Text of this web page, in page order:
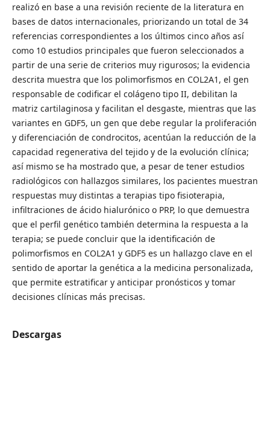
realizó en base a una revisión reciente de la literatura en
bases de datos internacionales, priorizando un total de 34
referencias correspondientes a los últimos cinco años así
como 10 estudios principales que fueron seleccionados a
partir de una serie de criterios muy rigurosos; la evidencia
descrita muestra que los polimorfismos en COL2A1, el gen
responsable de codificar el colágeno tipo II, debilitan la
matriz cartilaginosa y facilitan el desgaste, mientras que las
variantes en GDF5, un gen que debe regular la proliferación
y diferenciación de condrocitos, acentúan la reducción de la
capacidad regenerativa del tejido y de la evolución clínica;
así mismo se ha mostrado que, a pesar de tener estudios
radiológicos con hallazgos similares, los pacientes muestran
respuestas muy distintas a terapias tipo fisioterapia,
infiltraciones de ácido hialurónico o PRP, lo que demuestra
que el perfil genético también determina la respuesta a la
terapia; se puede concluir que la identificación de
polimorfismos en COL2A1 y GDF5 es un hallazgo clave en el
sentido de aportar la genética a la medicina personalizada,
que permite estratificar y anticipar pronósticos y tomar
decisiones clínicas más precisas.
Descargas